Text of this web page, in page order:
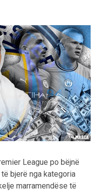
League po bëjnë
të bjerë nga kategoria
marramendëse të